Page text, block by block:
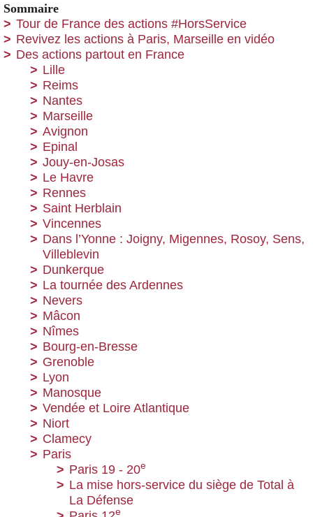
Sommaire
Tour de France des actions #HorsService
Revivez les actions à Paris, Marseille en vidéo
Des actions partout en France
Lille
Reims
Nantes
Marseille
Avignon
Epinal
Jouy-en-Josas
Le Havre
Rennes
Saint Herblain
Vincennes
Dans l’Yonne : Joigny, Migennes, Rosoy, Sens,
Villeblevin
Dunkerque
La tournée des Ardennes
Nevers
Mâcon
Nîmes
Bourg-en-Bresse
Grenoble
Lyon
Manosque
Vendée et Loire Atlantique
Niort
Clamecy
Paris
Paris 19 - 20e
La mise hors-service du siège de Total à
La Défense
e